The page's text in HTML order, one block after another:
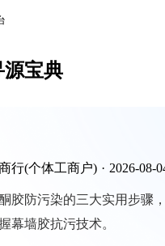
源宝典
行(个体工商户) · 2026-08-
胶防污染的三大实用步骤
幕墙胶抗污技术。